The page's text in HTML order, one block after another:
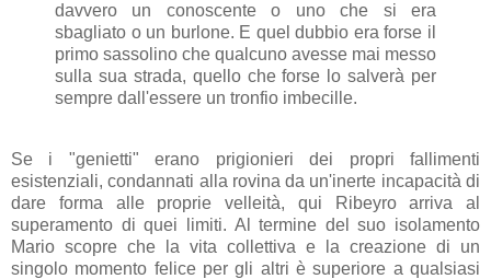
davvero un conoscente o uno che si era
sbagliato o un burlone. E quel dubbio era forse il
primo sassolino che qualcuno avesse mai messo
sulla sua strada, quello che forse lo salverà per
sempre dall'essere un tronfio imbecille.
Se i "genietti" erano prigionieri dei propri fallimenti
esistenziali, condannati alla rovina da un'inerte incapacità di
dare forma alle proprie velleità, qui Ribeyro arriva al
superamento di quei limiti. Al termine del suo isolamento
Mario scopre che la vita collettiva e la creazione di un
singolo momento felice per gli altri è superiore a qualsiasi